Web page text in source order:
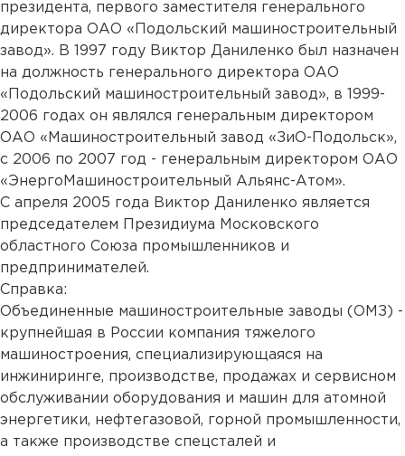
президента, первого заместителя генерального
директора ОАО «Подольский машиностроительный
завод». В 1997 году Виктор Даниленко был назначен
на должность генерального директора ОАО
«Подольский машиностроительный завод», в 1999-
2006 годах он являлся генеральным директором
ОАО «Машиностроительный завод «ЗиО-Подольск»,
с 2006 по 2007 год - генеральным директором ОАО
«ЭнергоМашиностроительный Альянс-Атом».
С апреля 2005 года Виктор Даниленко является
председателем Президиума Московского
областного Союза промышленников и
предпринимателей.
Справка:
Объединенные машиностроительные заводы (ОМЗ) -
крупнейшая в России компания тяжелого
машиностроения, специализирующаяся на
инжиниринге, производстве, продажах и сервисном
обслуживании оборудования и машин для атомной
энергетики, нефтегазовой, горной промышленности,
а также производстве спецсталей и